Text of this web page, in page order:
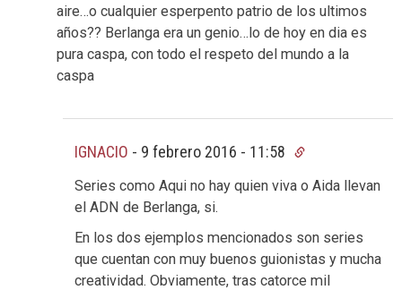
aire…o cualquier esperpento patrio de los ultimos
años?? Berlanga era un genio…lo de hoy en dia es
pura caspa, con todo el respeto del mundo a la
caspa
IGNACIO - 9 febrero 2016 - 11:58
Series como Aqui no hay quien viva o Aida llevan
el ADN de Berlanga, si.
En los dos ejemplos mencionados son series
que cuentan con muy buenos guionistas y mucha
creatividad. Obviamente, tras catorce mil